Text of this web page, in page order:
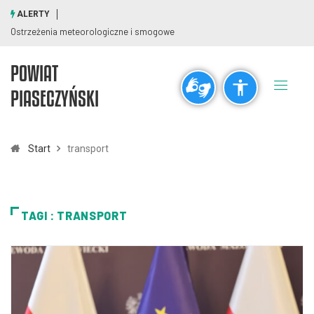
visibility_off title
Pomniejsz
Czcionki
remove_circle_outline add_circle_outline
ALERTY
Ostrzeżenia meteorologiczne i smogowe
POWIAT
PIASECZYŃSKI
Start transport
TAGI : TRANSPORT